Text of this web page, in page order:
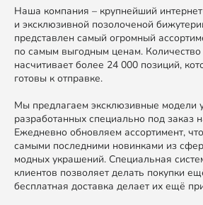
Наша компания – крупнейший
и эксклюзивной позолоченой
представлен самый огромный
по самым выгодным ценам.
насчитивает более 24 000 позиций,
готовы к отправке.
Мы предлагаем эксклюзивные модели
разработанных специально под заказ
Ежедневно обновляем ассортимент,
самыми последними новинками из
модных украшений. Специальная
клиентов позволяет делать покупки
бесплатная доставка делает их ещё